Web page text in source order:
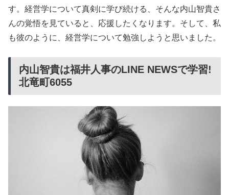
す。経営学について真剣に学び続ける、そんな内山智貴さ
んの覚悟を見ていると、応援したくなります。そして、私
も彼のように、経営学について勉強しようと思いました。
内山智貴は福井人事のLINE NEWSで学習!
北竜町6055